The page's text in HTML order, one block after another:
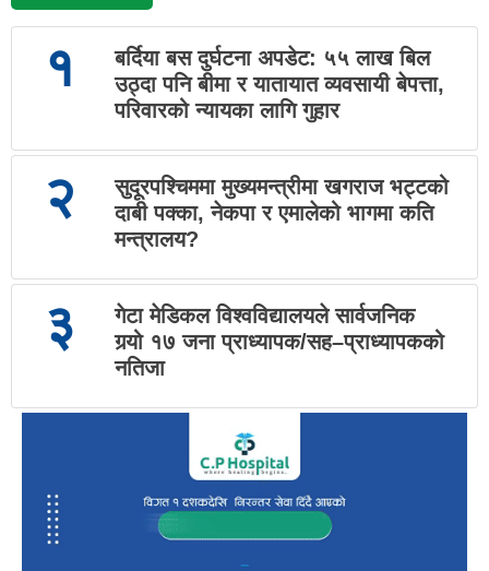
१
बर्दिया बस दुर्घटना अपडेट: ५५ लाख बिल
उठ्दा पनि बीमा र यातायात व्यवसायी बेपत्ता,
परिवारको न्यायका लागि गुहार
२
सुदूरपश्चिममा मुख्यमन्त्रीमा खगराज भट्टको
दाबी पक्का, नेकपा र एमालेको भागमा कति
मन्त्रालय?
३
गेटा मेडिकल विश्वविद्यालयले सार्वजनिक
गर्‍यो १७ जना प्राध्यापक/सह–प्राध्यापकको
नतिजा